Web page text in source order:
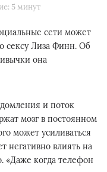
5 минут
сети может
сексу Лиза Финн. Об
она
и поток
мозг в постоянном
может усиливаться
негативно влиять на
«Даже когда телефон